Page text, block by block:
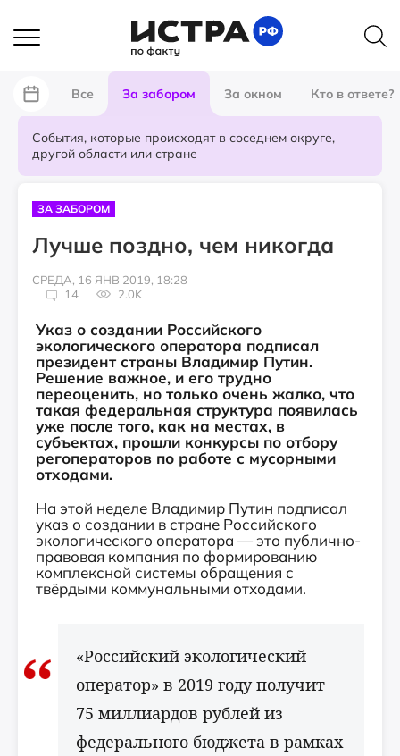
Все За забором За окном Кто в ответе?
События, которые происходят в соседнем округе,
другой области или стране
ЗА ЗАБОРОМ
Лучше поздно, чем никогда
СРЕДА, 16 ЯНВ 2019, 18:28
14
2.0K
Указ о создании Российского
экологического оператора подписал
президент страны Владимир Путин.
Решение важное, и его трудно
переоценить, но только очень жалко, что
такая федеральная структура появилась
уже после того, как на местах, в
субъектах, прошли конкурсы по отбору
регоператоров по работе с мусорными
отходами.
На этой неделе Владимир Путин подписал
указ о создании в стране Российского
экологического оператора — это публично-
правовая компания по формированию
комплексной системы обращения с
твёрдыми коммунальными отходами.
«Российский экологический
оператор» в 2019 году получит
75 миллиардов рублей из
федерального бюджета в рамках